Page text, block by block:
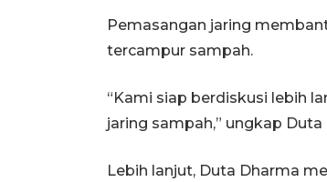
Pemasangan jaring
tercampur sampah.
“Kami siap berdiskusi lebih
jaring sampah,” ungkap Duta
Lebih lanjut, Duta Dharma